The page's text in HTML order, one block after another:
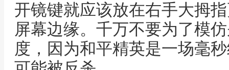
开镜键就应该放在右手大拇
屏幕边缘。千万不要为了模
度，因为和平精英是一场毫